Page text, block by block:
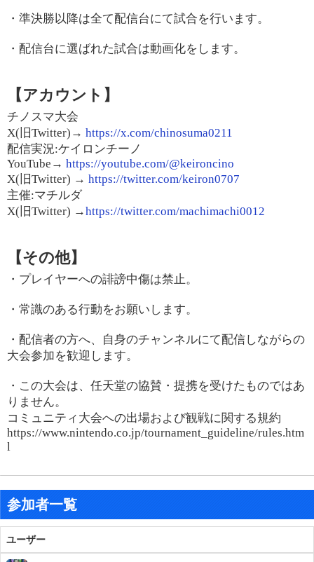
・準決勝以降は全て配信台にて試合を行います。
・配信台に選ばれた試合は動画化をします。
【アカウント】
チノスマ大会
X(旧Twitter)→ https://x.com/chinosuma0211
配信実況:ケイロンチーノ
YouTube→ https://youtube.com/@keironcino
X(旧Twitter) → https://twitter.com/keiron0707
主催:マチルダ
X(旧Twitter) →https://twitter.com/machimachi0012
【その他】
・プレイヤーへの誹謗中傷は禁止。
・常識のある行動をお願いします。
・配信者の方へ、自身のチャンネルにて配信しながらの
大会参加を歓迎します。
・この大会は、任天堂の協賛・提携を受けたものではあ
りません。
コミュニティ大会への出場および観戦に関する規約
https://www.nintendo.co.jp/tournament_guideline/rules.htm
l
参加者一覧
ユーザー